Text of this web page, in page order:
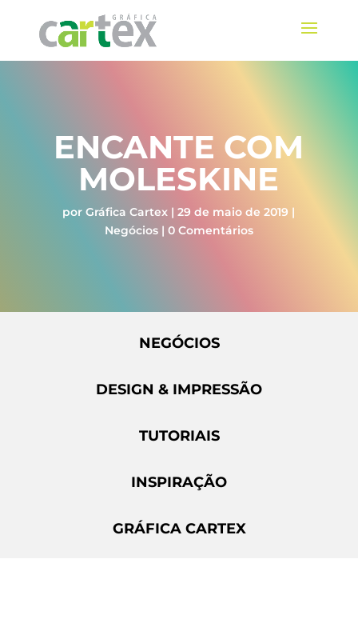
ENCANTE COM
MOLESKINE
porGráfica Cartex |29 de maio de 2019 |
Negócios| 0 Comentários
NEGÓCIOS
DESIGN & IMPRESSÃO
TUTORIAIS
INSPIRAÇÃO
GRÁFICA CARTEX